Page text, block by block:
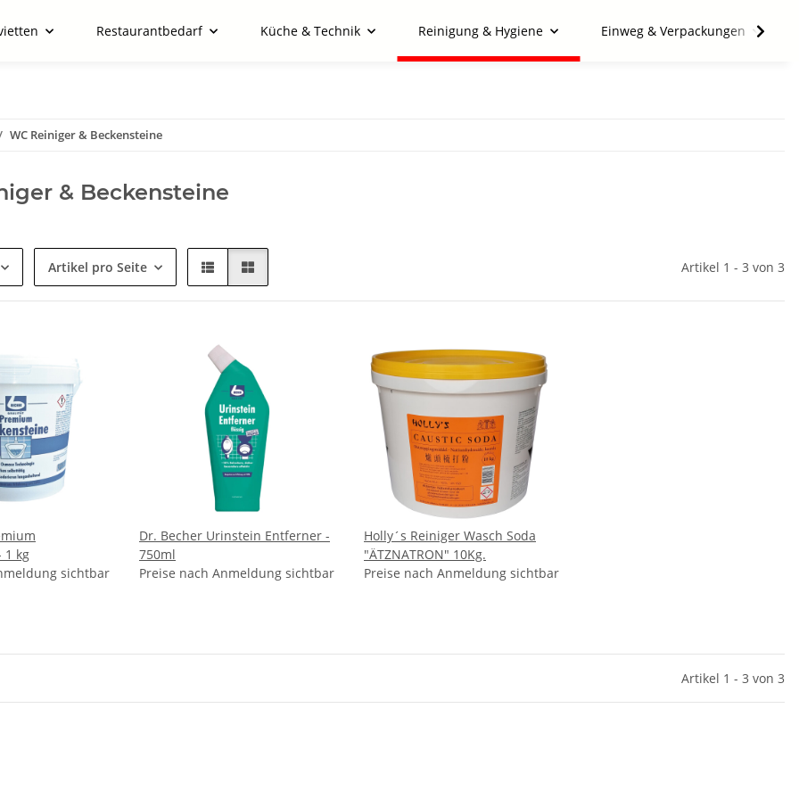
Restaurantbedarf Küche & Technik Reinigung & Hygiene Einweg & Verpackungen
WC Reiniger & Beckensteine
& Beckensteine
Artikel pro Seite Artikel 1 - 3 von 3
1 kg
sichtbar
Dr. Becher Urinstein Entferner -
750ml
Preise nach Anmeldung sichtbar
Holly´s Reiniger Wasch Soda
"ÄTZNATRON" 10Kg.
Preise nach Anmeldung sichtbar
Artikel 1 - 3 von 3